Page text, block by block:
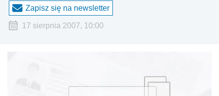
Zapisz się na newsletter
17 sierpnia 2007, 10:00